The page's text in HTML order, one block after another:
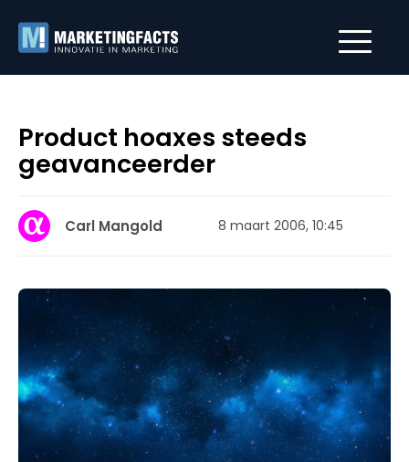
Product hoaxes steeds
geavanceerder
Carl Mangold 8 maart 2006, 10:45